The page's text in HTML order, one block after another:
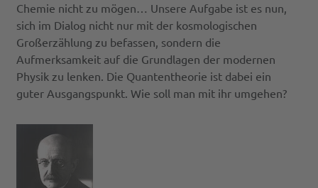
Chemie nicht zu mögen… Unsere Aufgabe ist es nun,
sich im Dialog nicht nur mit der kosmologischen
Großerzählung zu befassen, sondern die
Aufmerksamkeit auf die Grundlagen der modernen
Physik zu lenken. Die Quantentheorie ist dabei ein
guter Ausgangspunkt. Wie soll man mit ihr umgehen?